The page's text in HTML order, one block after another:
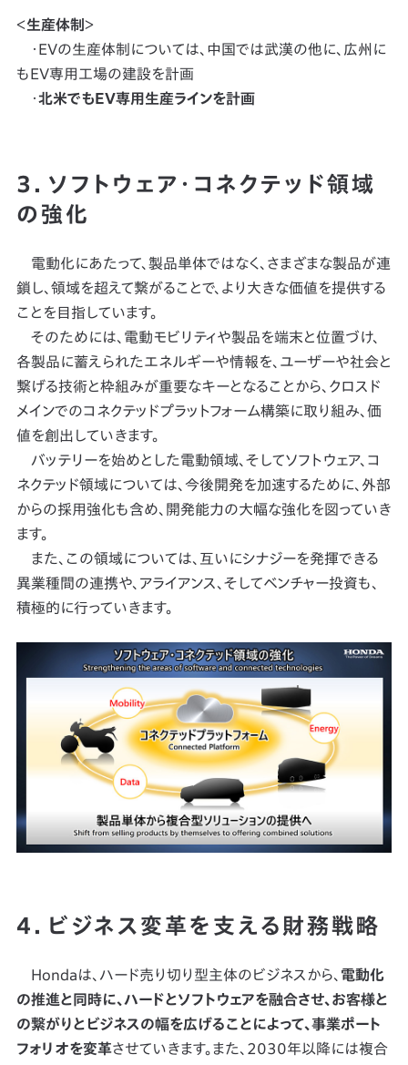
＜生産体制 ＞
・EVの生産体制については、中国では武漢の他に、広州に
もEV専用工場の建設を計画
・北米でもEV専用生産ラインを計画
3．ソフトウェア・コネクテッド領域
の強化
電動化にあたって、製品単体ではなく、さまざまな製品が連
鎖し、領域を超えて繋がることで、より大きな価値を提供する
ことを目指しています。
そのためには、電動モビリティや製品を端末と位置づけ、
各製品に蓄えられたエネルギーや情報を、ユーザーや社会と
繋げる技術と枠組みが重要なキーとなることから、クロスド
メインでのコネクテッドプラットフォーム構築に取り組み、価
値を創出していきます。
バッテリーを始めとした電動領域、そしてソフトウェア、コ
ネクテッド領域については、今後開発を加速するために、外部
からの採用強化も含め、開発能力の大幅な強化を図っていき
ます。
また、この領域については、互いにシナジーを発揮できる
異業種間の連携や、アライアンス、そしてベンチャー投資も、
積極的に行っていきます。
4．ビジネス変革を支える財務戦略
Hondaは、ハード売り切り型主体のビジネスから、 電動化
の推進と同時に、ハードとソフトウェアを融合させ、お客様と
の繋がりとビジネスの幅を広げることによって、事業ポート
フォリオを変革させていきます。また、2030年以降には複合